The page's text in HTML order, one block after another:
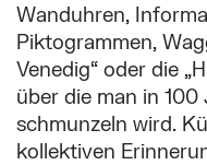
Wanduhren,
Piktogrammen,
Venedig“ oder die
über die man in
schmunzeln wird.
kollektiven